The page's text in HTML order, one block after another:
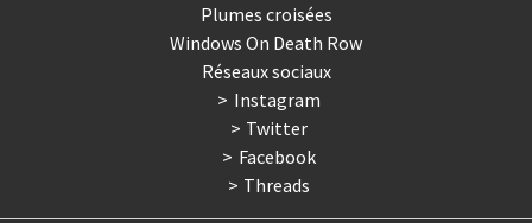
Plumes croisées
Windows On Death Row
Réseaux sociaux
Instagram
Twitter
Facebook
Threads